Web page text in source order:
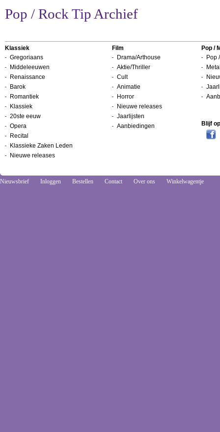
Pop / Rock Tip Archief
Klassiek
Gregoriaans
Middeleeuwen
Renaissance
Barok
Romantiek
Klassiek
20ste eeuw
Opera
Recital
Klassieke Zaken Leden
Nieuwe releases
Film
Drama/Arthouse
Aktie/Thriller
Cult
Animatie
Horror
Nieuwe releases
Jaarlijsten
Aanbiedingen
Pop /
Pop
Blijf
Nieuwsbrief Inloggen Bestellen Contact Over ons Winkelwagentje